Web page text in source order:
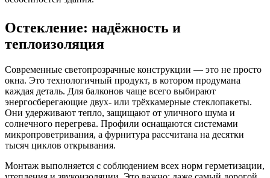
Остекление: надёжность и
теплоизоляция
Современные светопрозрачные конструкции — это не просто
окна. Это технологичный продукт, в котором продумана
каждая деталь. Для балконов чаще всего выбирают
энергосберегающие двух- или трёхкамерные стеклопакеты.
Они удерживают тепло, защищают от уличного шума и
солнечного перегрева. Профили оснащаются системами
микропроветривания, а фурнитура рассчитана на десятки
тысяч циклов открывания.
Монтаж выполняется с соблюдением всех норм герметизации,